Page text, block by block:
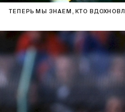
ТЕПЕРЬ МЫ ЗНАЕМ, КТО